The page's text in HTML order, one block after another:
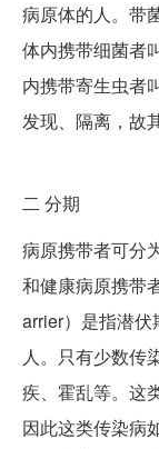
病原体的人。带
体内携带细菌者
内携带寄生虫者
发现、隔离，故
二 分期
病原携带者可分
和健康病原携带
arrier）是指潜
人。只有少数传
疾、霍乱等。这
因此这类传染病